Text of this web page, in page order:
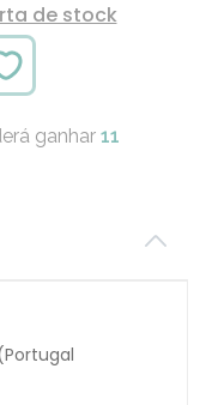
de stock
ganhar 11